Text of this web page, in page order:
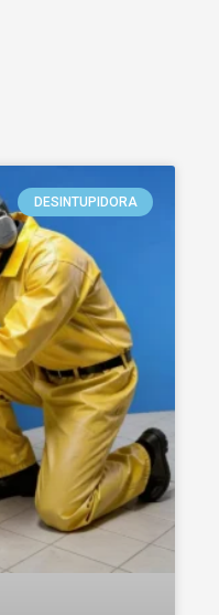
DESINTUPIDORA